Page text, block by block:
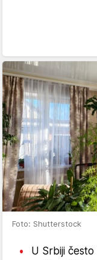
Foto: Shutterstock
U Srbiji